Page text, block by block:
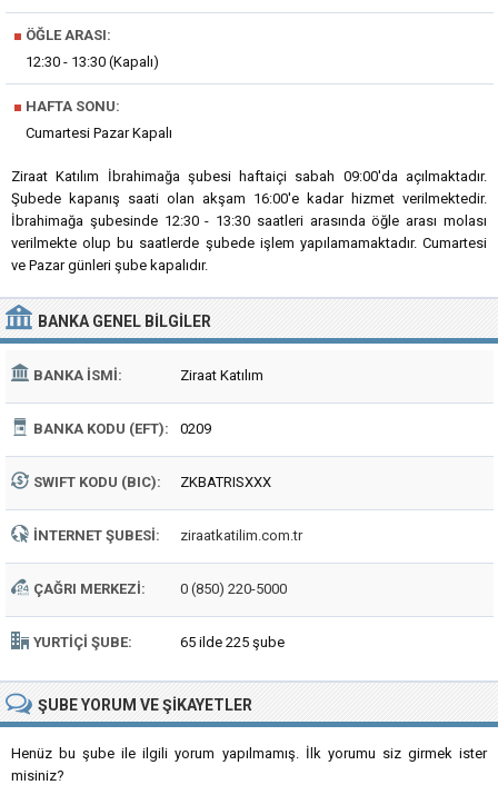
■ ÖĞLE ARASI:
12:30 - 13:30 (Kapalı)
■ HAFTA SONU:
Cumartesi Pazar Kapalı
Ziraat Katılım İbrahimağa şubesi haftaiçi sabah 09:00'da açılmaktadır.
Şubede kapanış saati olan akşam 16:00'e kadar hizmet verilmektedir.
İbrahimağa şubesinde 12:30 - 13:30 saatleri arasında öğle arası molası
verilmekte olup bu saatlerde şubede işlem yapılamamaktadır. Cumartesi
ve Pazar günleri şube kapalıdır.
BANKA GENEL BILGILER
BANKA İSMI: Ziraat Katılım
BANKA KODU (EFT): 0209
SWIFT KODU (BIC): ZKBATRISXXX
İNTERNET ŞUBESI: ziraatkatilim.com.tr
ÇAĞRI MERKEZI: 0 (850) 220-5000
YURTIÇI ŞUBE: 65 ilde 225 şube
ŞUBEYORUM VE ŞIKAYETLER
Henüz bu şube ile ilgili yorum yapılmamış. İlk yorumu siz girmek ister
misiniz?